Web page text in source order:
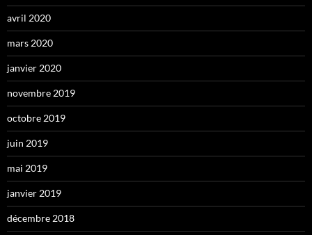
avril 2020
mars 2020
janvier 2020
novembre 2019
octobre 2019
juin 2019
mai 2019
janvier 2019
décembre 2018